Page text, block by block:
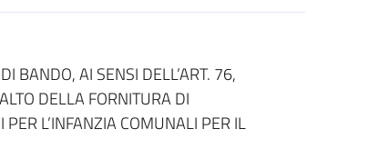
BANDO, AI SENSI DELL’ART. 76,
DELLA FORNITURA DI
L’INFANZIA COMUNALI PER IL